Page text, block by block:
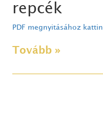
repcék
PDF megnyitásához
Tovább »